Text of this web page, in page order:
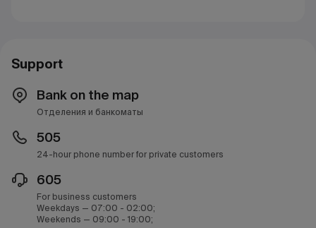
Support
Bank on the map
Отделения и банкоматы
505
24-hour phone number for private customers
605
For business customers
Weekdays — 07:00 - 02:00;
Weekends — 09:00 - 19:00;